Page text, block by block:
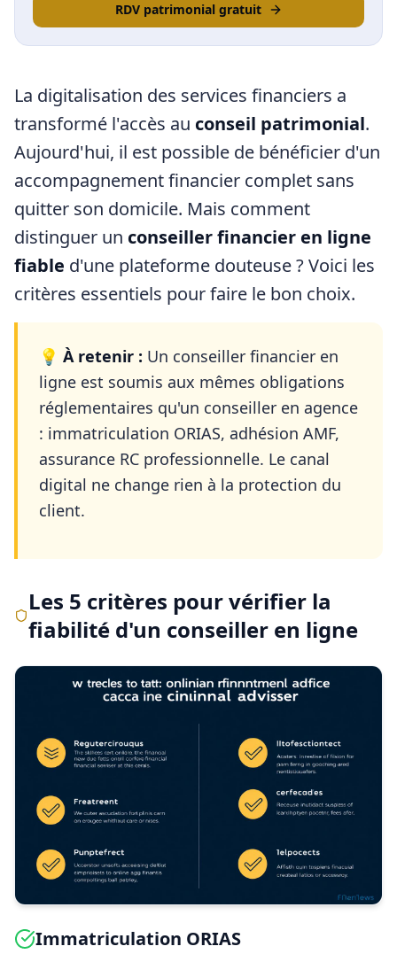
RDV patrimonial gratuit
La digitalisation des services financiers a
transformé l'accès au conseil patrimonial.
Aujourd'hui, il est possible de bénéficier d'un
accompagnement financier complet sans
quitter son domicile. Mais comment
distinguer un conseiller financier en ligne
fiable d'une plateforme douteuse ? Voici les
critères essentiels pour faire le bon choix.
💡 À retenir : Un conseiller financier en
ligne est soumis aux mêmes obligations
réglementaires qu'un conseiller en agence
: immatriculation ORIAS, adhésion AMF,
assurance RC professionnelle. Le canal
digital ne change rien à la protection du
client.
Les 5 critères pour vérifier la
fiabilité d'un conseiller en ligne
Immatriculation ORIAS